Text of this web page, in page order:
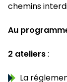
chemins
Au
2 ateliers:
La